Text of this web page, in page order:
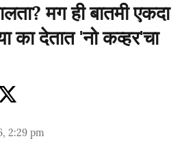
मग ही बातमी एकदा
का देतात 'नो कव्हर'चा
2:29 pm